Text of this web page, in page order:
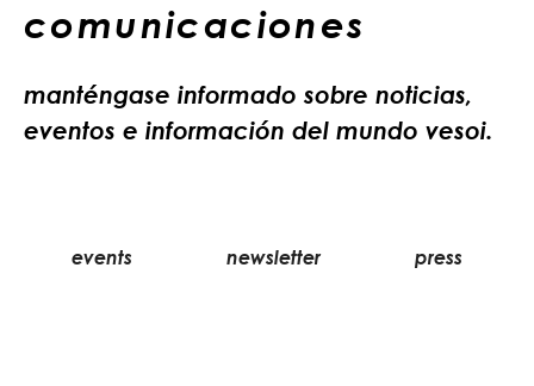
comunicaciones
manténgase informado sobre noticias,
eventos e información del mundo vesoi.
events newsletter press